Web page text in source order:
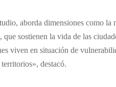
aborda dimensiones como la
que sostienen la vida de las
viven en situación de
territorios», destacó.